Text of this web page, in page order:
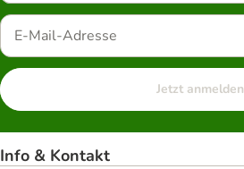
Jetzt anmelden
Info & Kontakt